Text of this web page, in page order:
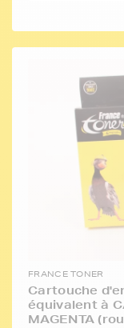
FRANCE TONER
Cartouche
équivalent à
MAGENTA